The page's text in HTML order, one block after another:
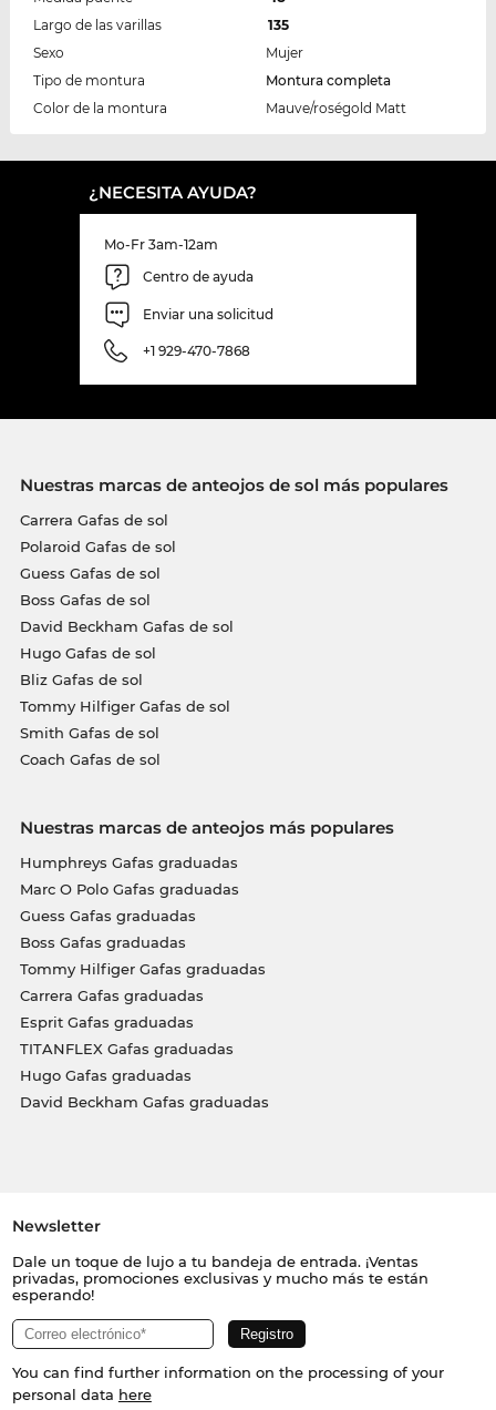
Largo de las varillas
135
Sexo
Mujer
Tipo de montura
Montura completa
Color de la montura
Mauve/roségold Matt
¿NECESITA AYUDA?
Mo-Fr 3am-12am
Centro de ayuda
Enviar una solicitud
+1 929-470-7868
Nuestras marcas de anteojos de sol más populares
Carrera Gafas de sol
Polaroid Gafas de sol
Guess Gafas de sol
Boss Gafas de sol
David Beckham Gafas de sol
Hugo Gafas de sol
Bliz Gafas de sol
Tommy Hilfiger Gafas de sol
Smith Gafas de sol
Coach Gafas de sol
Nuestras marcas de anteojos más populares
Humphreys Gafas graduadas
Marc O Polo Gafas graduadas
Guess Gafas graduadas
Boss Gafas graduadas
Tommy Hilfiger Gafas graduadas
Carrera Gafas graduadas
Esprit Gafas graduadas
TITANFLEX Gafas graduadas
Hugo Gafas graduadas
David Beckham Gafas graduadas
Newsletter
Dale un toque de lujo a tu bandeja de entrada. ¡Ventas
privadas, promociones exclusivas y mucho más te están
esperando!
You can find further information on the processing of your
personal data here